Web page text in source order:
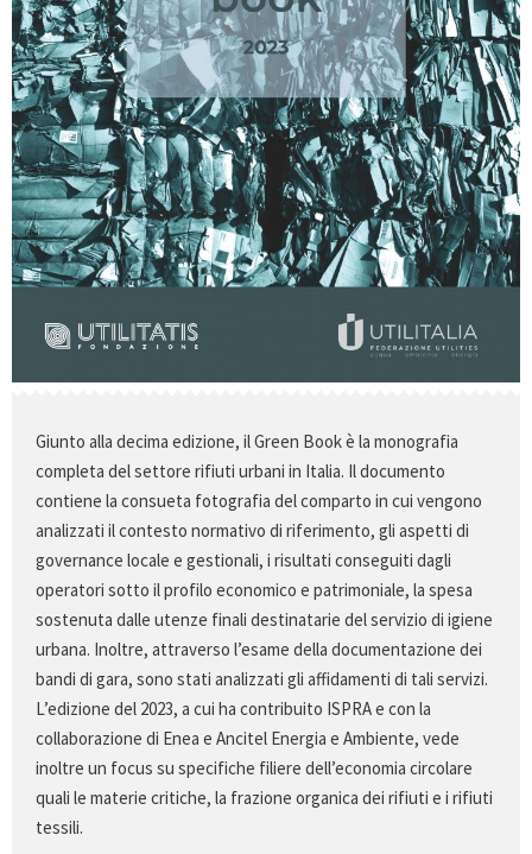
Giunto alla decima edizione, il Green Book è la monografia
completa del settore rifiuti urbani in Italia. Il documento
contiene la consueta fotografia del comparto in cui vengono
analizzati il contesto normativo di riferimento, gli aspetti di
governance locale e gestionali, i risultati conseguiti dagli
operatori sotto il profilo economico e patrimoniale, la spesa
sostenuta dalle utenze finali destinatarie del servizio di igiene
urbana. Inoltre, attraverso l’esame della documentazione dei
bandi di gara, sono stati analizzati gli affidamenti di tali servizi.
L’edizione del 2023, a cui ha contribuito ISPRA e con la
collaborazione di Enea e Ancitel Energia e Ambiente, vede
inoltre un focus su specifiche filiere dell’economia circolare
quali le materie critiche, la frazione organica dei rifiuti e i rifiuti
tessili.